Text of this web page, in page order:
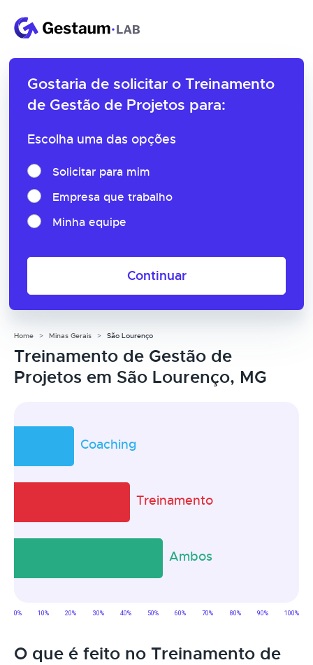
Gostaria de solicitar o Treinamento
de Gestão de Projetos para:
Escolha uma das opções
Solicitar para mim
Empresa que trabalho
Minha equipe
Continuar
Home Minas Gerais São Lourenço
Treinamento de Gestão de
Projetos em São Lourenço, MG
O que é feito no Treinamento de